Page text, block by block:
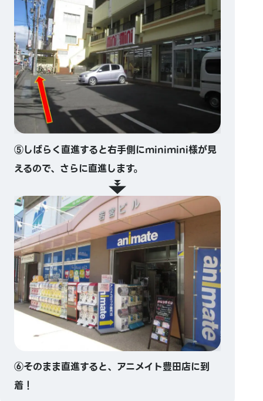
⑤しばらく直進すると右手側にminimini様が見
えるので、さらに直進します。
⑥そのまま直進すると、アニメイト豊田店に到
着！